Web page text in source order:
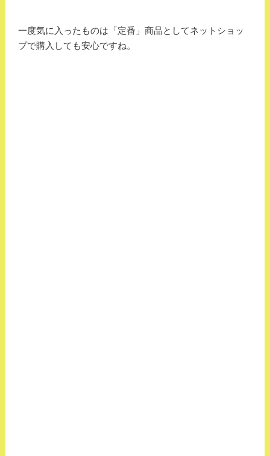
一度気に入ったものは「定番」商品としてネットショッ
プで購入しても安心ですね。